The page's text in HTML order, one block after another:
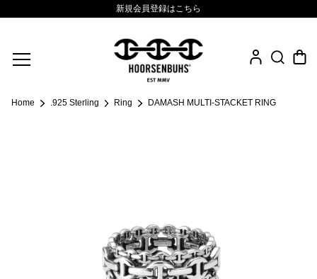
.925 Sterling
新規会員登録はこちら
Home .925 Sterling Ring DAMASH MULTI-STACKET RING